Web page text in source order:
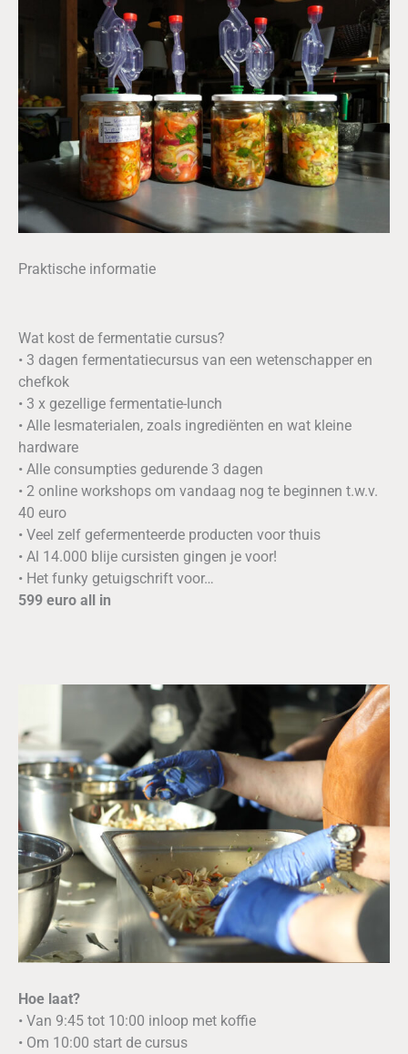
Praktische informatie
Wat kost de fermentatie cursus?
• 3 dagen fermentatiecursus van een wetenschapper en
chefkok
• 3 x gezellige fermentatie-lunch
• Alle lesmaterialen, zoals ingrediënten en wat kleine
hardware
• Alle consumpties gedurende 3 dagen
• 2 online workshops om vandaag nog te beginnen t.w.v.
40 euro
• Veel zelf gefermenteerde producten voor thuis
• Al 14.000 blije cursisten gingen je voor!
• Het funky getuigschrift voor…
599 euro all in
Hoe laat?
• Van 9:45 tot 10:00 inloop met koffie
• Om 10:00 start de cursus